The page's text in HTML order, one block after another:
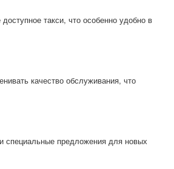
такси, что особенно удобно в
качество обслуживания, что
специальные предложения для новых